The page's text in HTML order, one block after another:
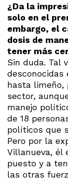
¿Da la
solo en el
embargo, el
dosis de
tener más
Sin duda. Tal
desconocidas
hasta limeño,
sector,
manejo
de 18
políticos que
Pero por la
Villanueva, él
puesto y a
las otras